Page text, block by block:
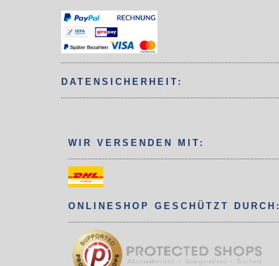
DATENSICHERHEIT:
WIR VERSENDEN MIT:
ONLINESHOP GESCHÜTZT DURCH: